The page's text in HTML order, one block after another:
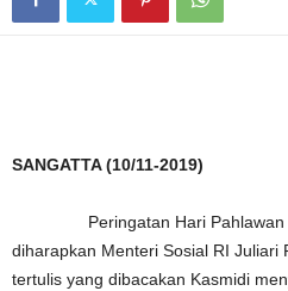
SANGATTA (10/11-2019)
Peringatan Hari Pahlawan ke
diharapkan Menteri Sosial RI Juliari
tertulis yang dibacakan Kasmidi